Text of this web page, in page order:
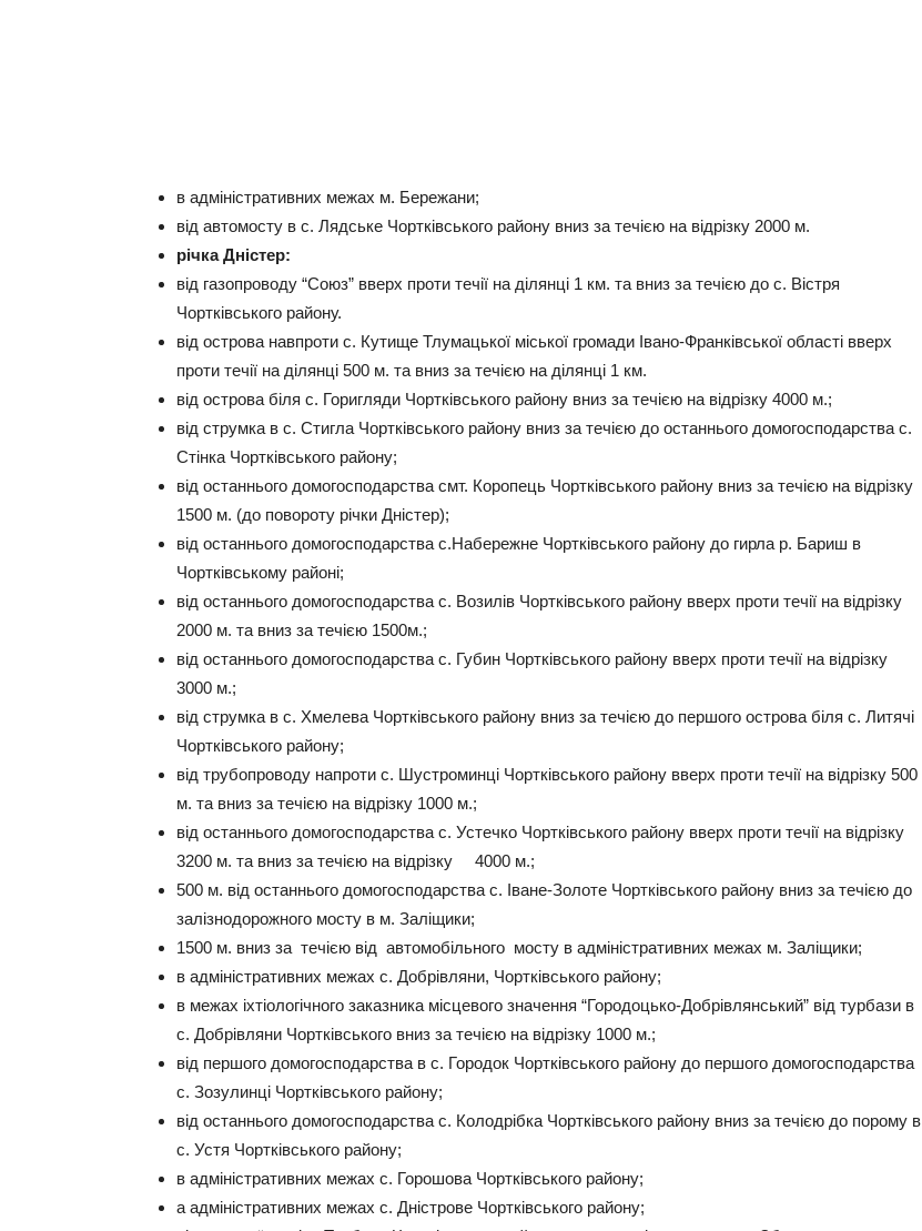
в адміністративних межах м. Бережани;
від автомосту в с. Лядське Чортківського району вниз за течією на відрізку 2000 м.
річка Дністер:
від газопроводу “Союз” вверх проти течії на ділянці 1 км. та вниз за течією до с. Вістря
Чортківського району.
від острова навпроти с. Кутище Тлумацької міської громади Івано-Франківської області вверх
проти течії на ділянці 500 м. та вниз за течією на ділянці 1 км.
від острова біля с. Горигляди Чортківського району вниз за течією на відрізку 4000 м.;
від струмка в с. Стигла Чортківського району вниз за течією до останнього домогосподарства с.
Стінка Чортківського району;
від останнього домогосподарства смт. Коропець Чортківського району вниз за течією на відрізку
1500 м. (до повороту річки Дністер);
від останнього домогосподарства с.Набережне Чортківського району до гирла р. Бариш в
Чортківському районі;
від останнього домогосподарства с. Возилів Чортківського району вверх проти течії на відрізку
2000 м. та вниз за течією 1500м.;
від останнього домогосподарства с. Губин Чортківського району вверх проти течії на відрізку
3000 м.;
від струмка в с. Хмелева Чортківського району вниз за течією до першого острова біля с. Литячі
Чортківського району;
від трубопроводу напроти с. Шустроминці Чортківського району вверх проти течії на відрізку 500
м. та вниз за течією на відрізку 1000 м.;
від останнього домогосподарства с. Устечко Чортківського району вверх проти течії на відрізку
3200 м. та вниз за течією на відрізку 4000 м.;
500 м. від останнього домогосподарства с. Іване-Золоте Чортківського району вниз за течією до
залізнодорожного мосту в м. Заліщики;
1500 м. вниз за течією від автомобільного мосту в адміністративних межах м. Заліщики;
в адміністративних межах с. Добрівляни, Чортківського району;
в межах іхтіологічного заказника місцевого значення “Городоцько-Добрівлянський” від турбази в
с. Добрівляни Чортківського вниз за течією на відрізку 1000 м.;
від першого домогосподарства в с. Городок Чортківського району до першого домогосподарства
с. Зозулинці Чортківського району;
від останнього домогосподарства с. Колодрібка Чортківського району вниз за течією до порому в
с. Устя Чортківського району;
в адміністративних межах с. Горошова Чортківського району;
а адміністративних межах с. Дністрове Чортківського району;